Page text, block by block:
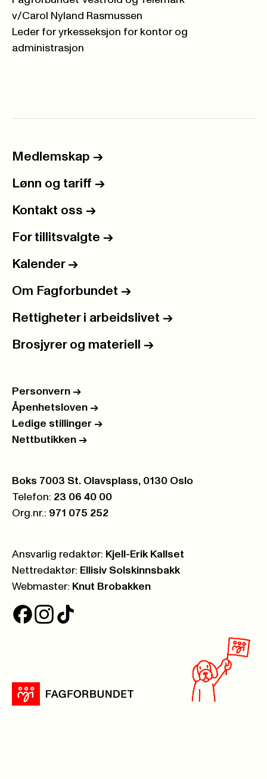
v/Carol Nyland Rasmussen
Leder for yrkesseksjon for kontor og
administrasjon
Medlemskap ->
Lønn og tariff ->
Kontakt oss ->
For tillitsvalgte ->
Kalender ->
Om Fagforbundet ->
Rettigheter i arbeidslivet ->
Brosjyrer og materiell ->
Personvern ->
Åpenhetsloven ->
Ledige stillinger ->
Nettbutikken ->
Postboks:
Boks 7003 St. Olavsplass, 0130 Oslo
Telefon: 23 06 40 00
Org.nr.: 971 075 252
Ansvarlig redaktør: Kjell-Erik Kallset
Nettredaktør: Ellisiv Solskinnsbakk
Webmaster: Knut Brobakken